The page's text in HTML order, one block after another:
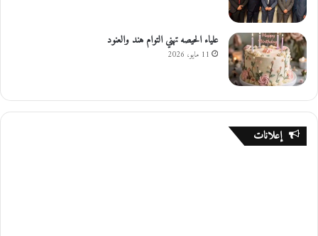
علياء الحيصه تهني التوام هند والعنود
11 مايو، 2026
إعلانات